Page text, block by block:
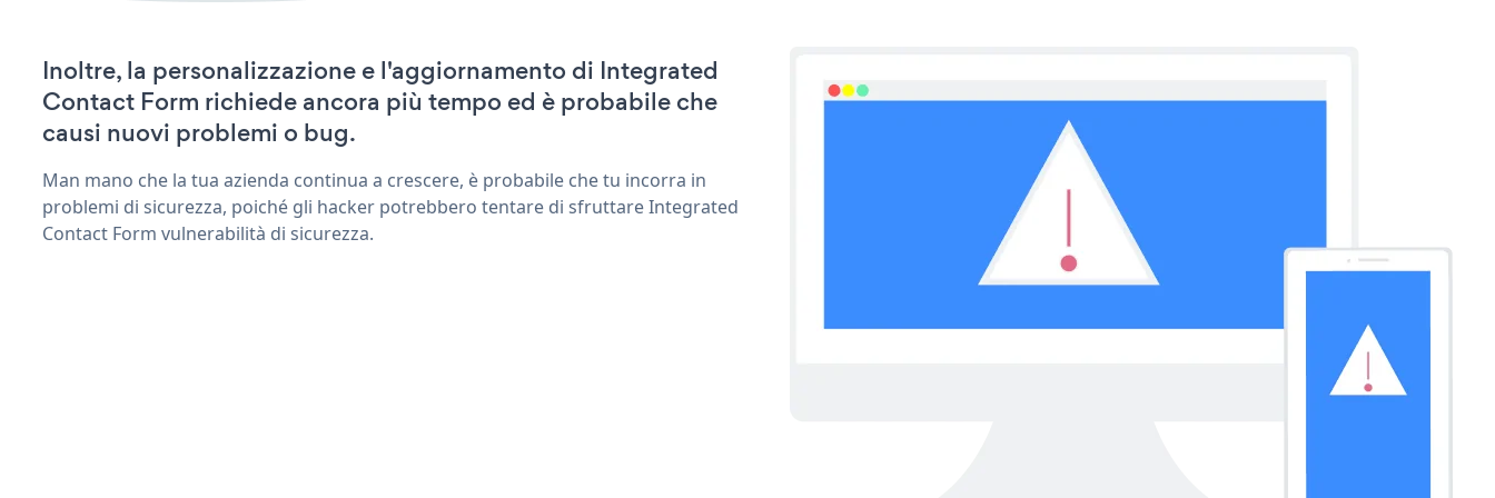
Inoltre, la personalizzazione e l'aggiornamento di Integrated
Contact Form richiede ancora più tempo ed è probabile che
causi nuovi problemi o bug.
Man mano che la tua azienda continua a crescere, è probabile che tu incorra in
problemi di sicurezza, poiché gli hacker potrebbero tentare di sfruttare Integrated
Contact Form vulnerabilità di sicurezza.